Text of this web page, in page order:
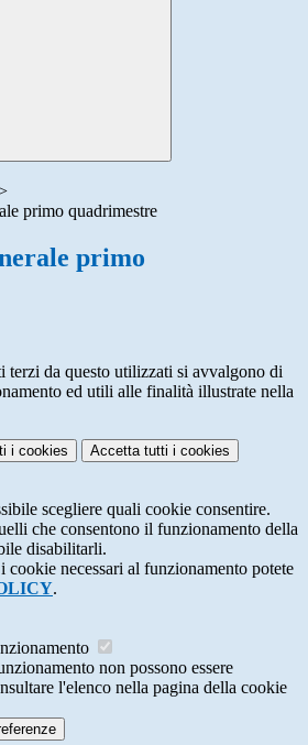
primo quadrimestre
primo
terzi da questo utilizzati si avvalgono di
ed utili alle finalità illustrate nella
i cookies Accetta tutti i cookies
scegliere quali cookie consentire.
che consentono il funzionamento della
disabilitarli.
cookie necessari al funzionamento potete
.
non possono essere
l'elenco nella pagina della cookie